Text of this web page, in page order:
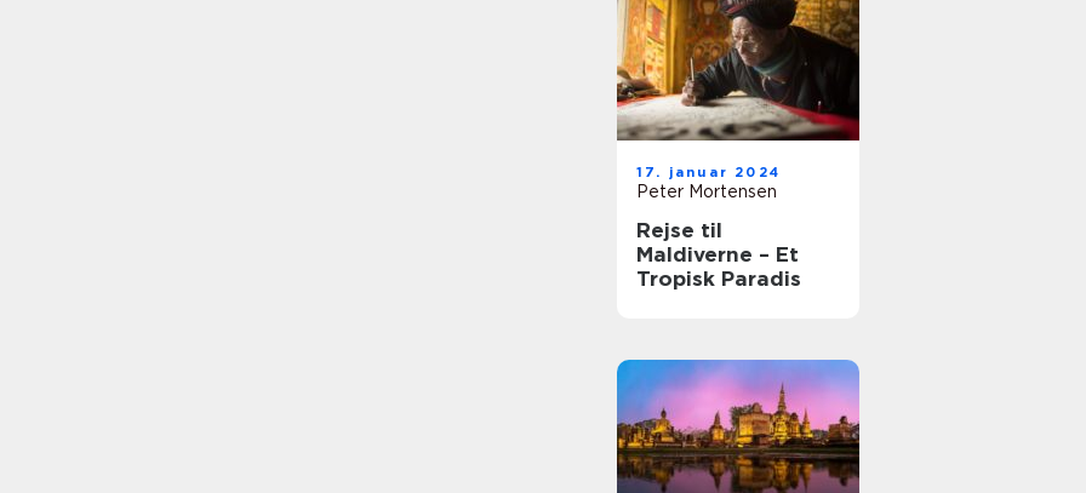
17. januar 2024
Peter Mortensen
Rejse til
Maldiverne – Et
Tropisk Paradis